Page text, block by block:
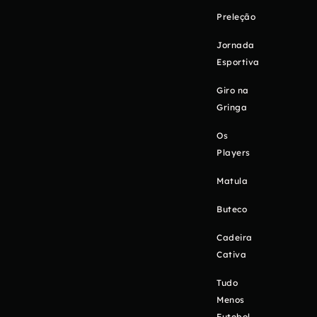
Preleção
Jornada
Esportiva
Giro na
Gringa
Os
Players
Matula
Buteco
Cadeira
Cativa
Tudo
Menos